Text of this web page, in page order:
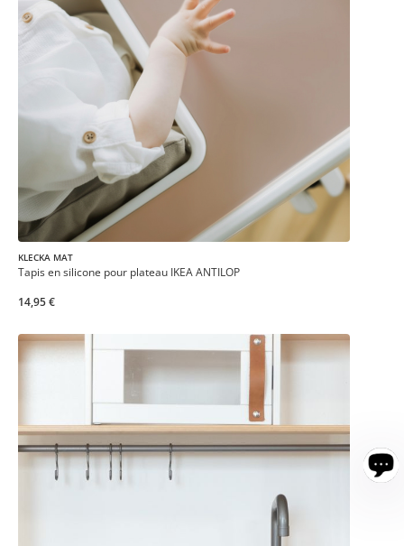
KLECKA MAT
Tapis en silicone pour plateau IKEA ANTILOP
14,95 €